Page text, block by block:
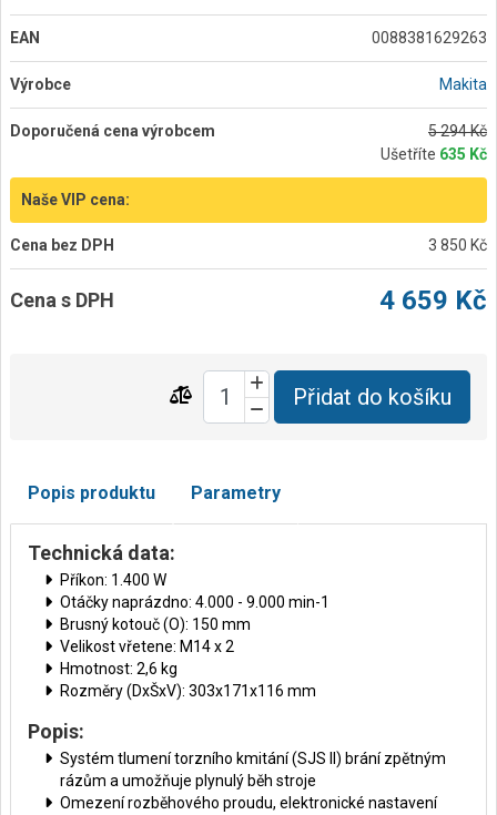
EAN 0088381629263
Výrobce Makita
Doporučená cena výrobcem
5 294 Kč
Ušetříte 635 Kč
Naše VIP cena:
Cena bez DPH 3 850 Kč
Cena s DPH 4 659 Kč
Přidat do košíku
Popis produktu Parametry
Technická data:
Příkon: 1.400 W
Otáčky naprázdno: 4.000 - 9.000 min-1
Brusný kotouč (O): 150 mm
Velikost vřetene: M14 x 2
Hmotnost: 2,6 kg
Rozměry (DxŠxV): 303x171x116 mm
Popis:
Systém tlumení torzního kmitání (SJS II) brání zpětným
rázům a umožňuje plynulý běh stroje
Omezení rozběhového proudu, elektronické nastavení